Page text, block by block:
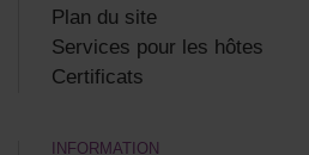
Plan du site
Services pour les hôtes
Certificats
INFORMATION